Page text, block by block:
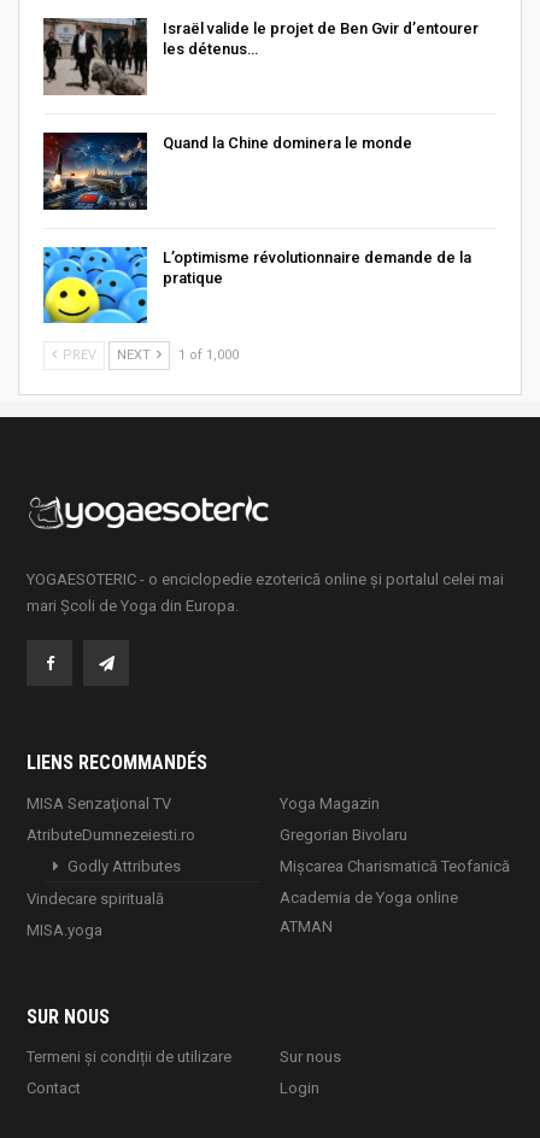
Israël valide le projet de Ben Gvir d’entourer
les détenus…
Quand la Chine dominera le monde
L’optimisme révolutionnaire demande de la
pratique
PREV NEXT 1 of 1,000
YOGAESOTERIC - o enciclopedie ezoterică online și portalul celei mai
mari Școli de Yoga din Europa.
LIENS RECOMMANDÉS
MISA Senzaţional TV
AtributeDumnezeiesti.ro
Godly Attributes
Vindecare spirituală
MISA.yoga
Yoga Magazin
Gregorian Bivolaru
Mișcarea Charismatică Teofanică
Academia de Yoga online
ATMAN
SUR NOUS
Termeni și condiții de utilizare
Contact
Sur nous
Login